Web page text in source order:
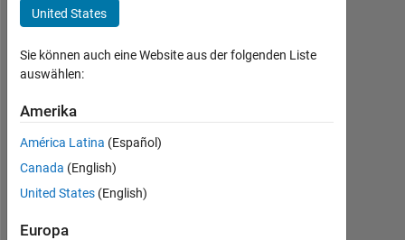
Aktiv
2011
0
Following:
0
United States
Sie können auch eine Website aus der folgenden Liste
auswählen:
Amerika
América Latina (Español)
Canada (English)
United States (English)
Europa